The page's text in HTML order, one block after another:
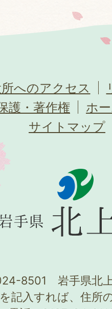
へのアクセス
護・著作権
ホ
サイトマップ
8501 岩手県北
を記入すれば、住所